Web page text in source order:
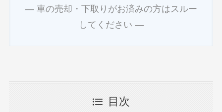
― 車の売却・下取りがお済みの方はスルー
してください ―
目次